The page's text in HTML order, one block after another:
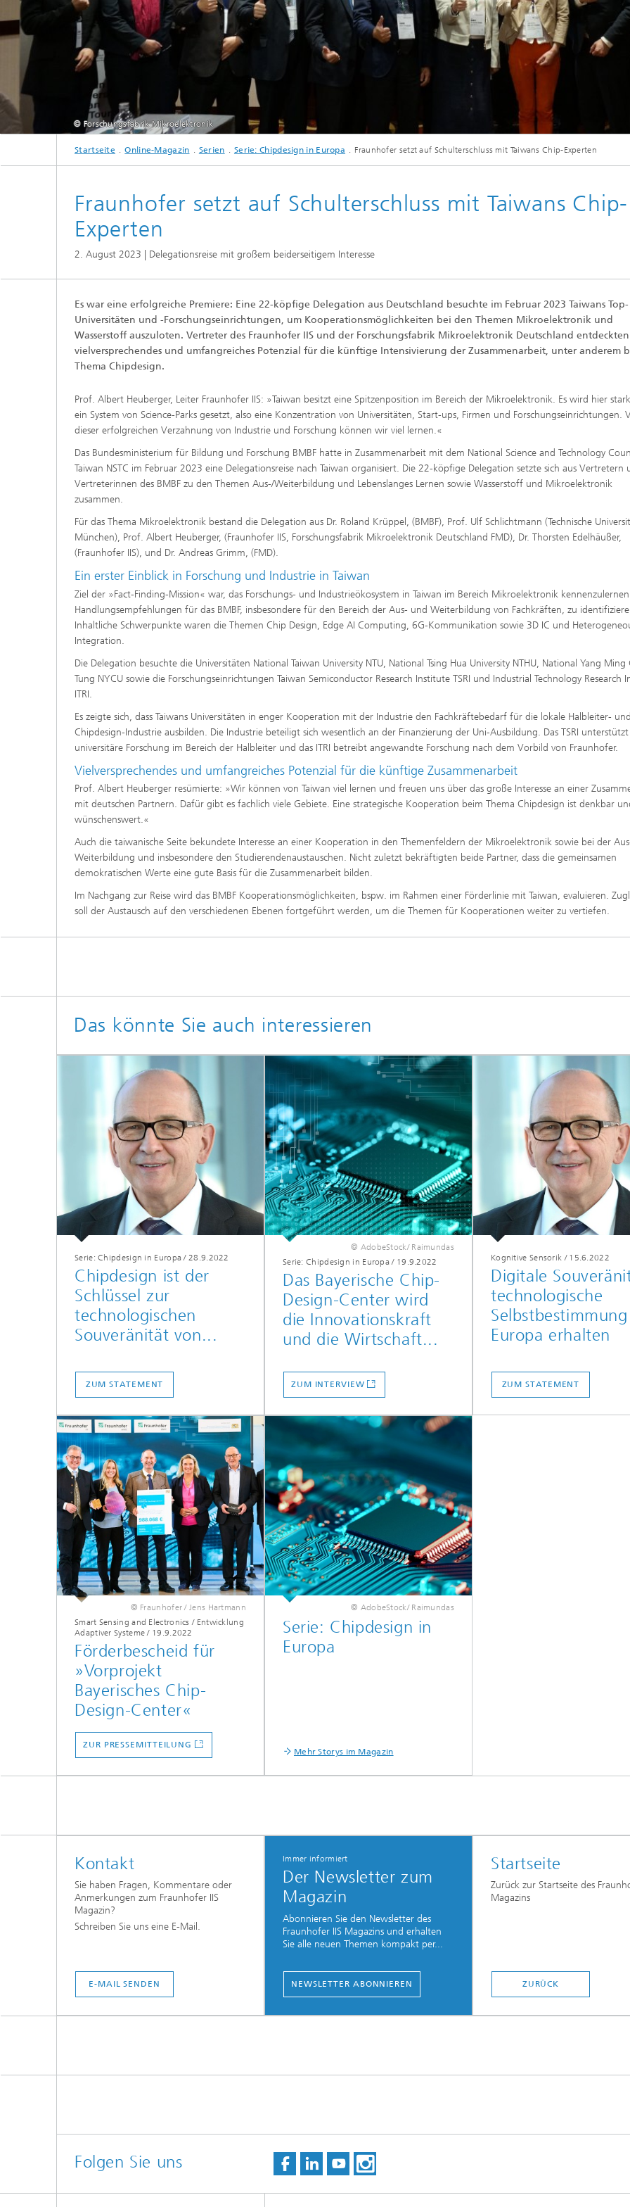
Strategische Initiativen
Das Bundesministerium für Bildung und Forschung (BMBF) hat in Zusammenarbeit mit dem National Science and Technology Council Taiwan (NSTC) eine
sich aus Vertreter:innen des BMBF zu den Themen Aus-/Weiterbildung und Lebenslanges Lernen sowie Wasserstoff und Mikroelektronik zusammen. Für das
© Forschungsfabrik Mikroelektronik
Startseite Online-Magazin Serien Serie: Chipdesign in Europa Fraunhofer setzt auf Schulterschluss mit Taiwans Chip-Experten
Fraunhofer setzt auf Schulterschluss mit Taiwans Chip-
Experten
2. August 2023 | Delegationsreise mit großem beiderseitigem Interesse
Es war eine erfolgreiche Premiere: Eine 22-köpfige Delegation aus Deutschland besuchte im Februar 2023 Taiwans Top-
Universitäten und -Forschungseinrichtungen, um Kooperationsmöglichkeiten bei den Themen Mikroelektronik und
Wasserstoff auszuloten. Vertreter des Fraunhofer IIS und der Forschungsfabrik Mikroelektronik Deutschland
vielversprechendes und umfangreiches Potenzial für die künftige Intensivierung der Zusammenarbeit, unter anderem
Thema Chipdesign.
Prof. Albert Heuberger, Leiter Fraunhofer IIS: »Taiwan besitzt eine Spitzenposition im Bereich der Mikroelektronik. Es wird hier
ein System von Science-Parks gesetzt, also eine Konzentration von Universitäten, Start-ups, Firmen und Forschungseinrichtungen.
dieser erfolgreichen Verzahnung von Industrie und Forschung können wir viel lernen.«
Das Bundesministerium für Bildung und Forschung BMBF hatte in Zusammenarbeit mit dem National Science and Technology
Taiwan NSTC im Februar 2023 eine Delegationsreise nach Taiwan organisiert. Die 22-köpfige Delegation setzte sich aus Vertretern
Vertreterinnen des BMBF zu den Themen Aus-/Weiterbildung und Lebenslanges Lernen sowie Wasserstoff und Mikroelektronik
zusammen.
Für das Thema Mikroelektronik bestand die Delegation aus Dr. Roland Krüppel, (BMBF), Prof. Ulf Schlichtmann (Technische
München), Prof. Albert Heuberger, (Fraunhofer IIS, Forschungsfabrik Mikroelektronik Deutschland FMD), Dr. Thorsten Edelhäußer,
(Fraunhofer IIS), und Dr. Andreas Grimm, (FMD).
Ein erster Einblick in Forschung und Industrie in Taiwan
Ziel der »Fact-Finding-Mission« war, das Forschungs- und Industrieökosystem in Taiwan im Bereich Mikroelektronik
Handlungsempfehlungen für das BMBF, insbesondere für den Bereich der Aus- und Weiterbildung von Fachkräften, zu
Inhaltliche Schwerpunkte waren die Themen Chip Design, Edge AI Computing, 6G-Kommunikation sowie 3D IC und
Integration.
Die Delegation besuchte die Universitäten National Taiwan University NTU, National Tsing Hua University NTHU, National Yang Ming
Tung NYCU sowie die Forschungseinrichtungen Taiwan Semiconductor Research Institute TSRI und Industrial Technology Research
ITRI.
Es zeigte sich, dass Taiwans Universitäten in enger Kooperation mit der Industrie den Fachkräftebedarf für die lokale Halbleiter- und
Chipdesign-Industrie ausbilden. Die Industrie beteiligt sich wesentlich an der Finanzierung der Uni-Ausbildung. Das TSRI
universitäre Forschung im Bereich der Halbleiter und das ITRI betreibt angewandte Forschung nach dem Vorbild von Fraunhofer.
Vielversprechendes und umfangreiches Potenzial für die künftige Zusammenarbeit
Prof. Albert Heuberger resümierte: »Wir können von Taiwan viel lernen und freuen uns über das große Interesse an einer
mit deutschen Partnern. Dafür gibt es fachlich viele Gebiete. Eine strategische Kooperation beim Thema Chipdesign ist denkbar
wünschenswert.«
Auch die taiwanische Seite bekundete Interesse an einer Kooperation in den Themenfeldern der Mikroelektronik sowie bei der
Weiterbildung und insbesondere den Studierendenaustauschen. Nicht zuletzt bekräftigten beide Partner, dass die gemeinsamen
demokratischen Werte eine gute Basis für die Zusammenarbeit bilden.
Im Nachgang zur Reise wird das BMBF Kooperationsmöglichkeiten, bspw. im Rahmen einer Förderlinie mit Taiwan, evaluieren.
soll der Austausch auf den verschiedenen Ebenen fortgeführt werden, um die Themen für Kooperationen weiter zu vertiefen.
Das könnte Sie auch interessieren
Serie: Chipdesign in Europa/28.9.2022
Chipdesign ist der
Schlüssel zur
technologischen
Souveränität von...
ZUM STATEMENT
© AdobeStock/ Raimundas
Serie: Chipdesign in Europa/ 19.9.2022
Das Bayerische Chip-
Design-Center wird
die Innovationskraft
und die Wirtschaft...
ZUM INTERVIEW
Kognitive Sensorik / 15.6.2022
Digitale
technologische
Europa erhalten
ZUM STATEMENT
© Fraunhofer / Jens Hartmann
Smart Sensing and Electronics / Entwicklung
Adaptiver Systeme/ 19.9.2022
Förderbescheid für
»Vorprojekt
Bayerisches Chip-
Design-Center«
ZUR PRESSEMITTEILUNG
© AdobeStock/ Raimundas
Serie: Chipdesign in
Europa
Mehr Storys im Magazin
Kontakt
Sie haben Fragen, Kommentare oder
Anmerkungen zum Fraunhofer IIS
Magazin?
Schreiben Sie uns eine E-Mail.
E-MAIL SENDEN
Immer informiert
Der Newsletter zum
Magazin
Abonnieren Sie den Newsletter des
Fraunhofer IIS Magazins und erhalten
Sie alle neuen Themen kompakt per...
NEWSLETTER ABONNIEREN
Startseite
Zurück zur Startseite des
Magazins
ZURÜCK
Folgen Sie uns